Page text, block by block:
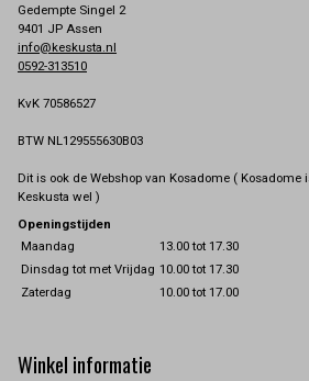
Gedempte Singel 2
9401 JP Assen
info@keskusta.nl
0592-313510
KvK 70586527
BTW NL129555630B03
Dit is ook de Webshop van Kosadome ( Kosadome
Keskusta wel )
Openingstijden
Maandag
13.00 tot 17.30
Dinsdag tot met Vrijdag 10.00 tot 17.30
Zaterdag
10.00 tot 17.00
Winkel informatie